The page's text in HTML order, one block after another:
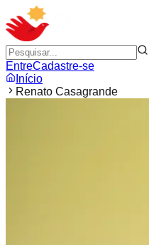
EntreCadastre-se
Início
Renato Casagrande